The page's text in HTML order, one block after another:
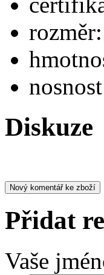
Diskuze
Přidat
Vaše